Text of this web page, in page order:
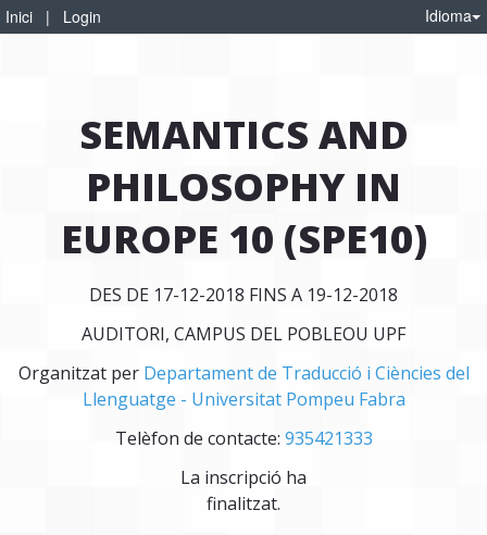
Inici | Login Idioma
SEMANTICS AND
PHILOSOPHY IN
EUROPE 10 (SPE10)
DES DE 17-12-2018 FINS A 19-12-2018
AUDITORI, CAMPUS DEL POBLEOU UPF
Organitzat per Departament de Traducció i Ciències del
Llenguatge - Universitat Pompeu Fabra
Telèfon de contacte: 935421333
La inscripció ha
finalitzat.